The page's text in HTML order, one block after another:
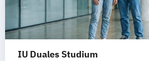
IU Duales Studium